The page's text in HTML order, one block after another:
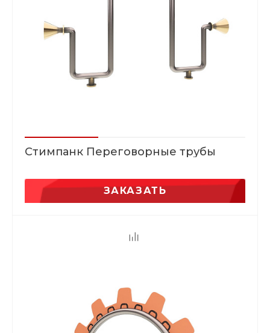
Стимпанк Переговорные трубы
ЗАКАЗАТЬ